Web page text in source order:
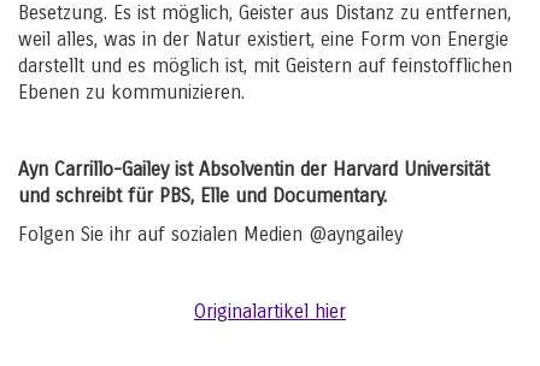
Besetzung. Es ist möglich, Geister aus Distanz zu entfernen,
weil alles, was in der Natur existiert, eine Form von Energie
darstellt und es möglich ist, mit Geistern auf feinstofflichen
Ebenen zu kommunizieren.
Ayn Carrillo-Gailey ist Absolventin der Harvard Universität
und schreibt für PBS, Elle und Documentary.
Folgen Sie ihr auf sozialen Medien @ayngailey
Originalartikel hier